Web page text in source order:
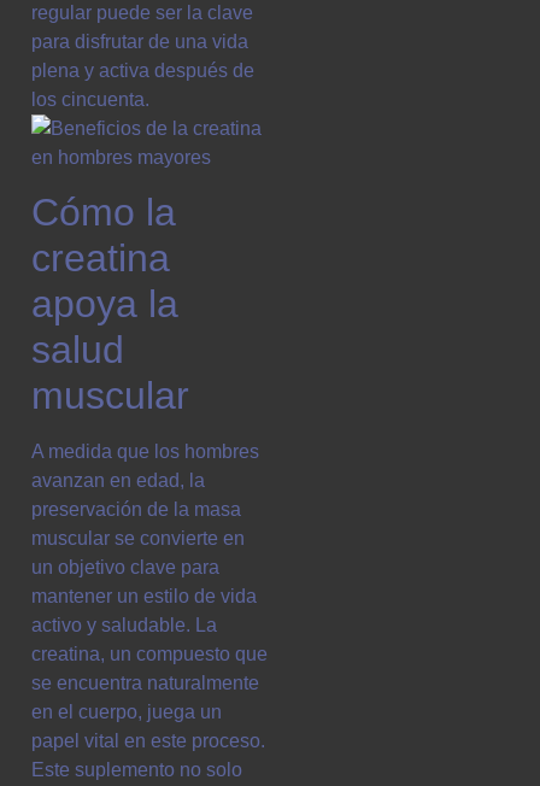
regular puede ser la clave
para disfrutar de una vida
plena y activa después de
los cincuenta.
Cómo la
creatina
apoya la
salud
muscular
A medida que los hombres
avanzan en edad, la
preservación de la masa
muscular se convierte en
un objetivo clave para
mantener un estilo de vida
activo y saludable. La
creatina, un compuesto que
se encuentra naturalmente
en el cuerpo, juega un
papel vital en este proceso.
Este suplemento no solo